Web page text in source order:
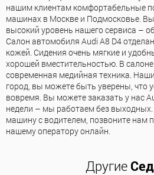
нашим клиентам комфортабельные
машинах в Москве и Подмосковье.
высокий уровень нашего сервиса –
Салон автомобиля Audi А8 D4
кожей. Сидения очень мягкие и
хорошей вместительностью. В
современная медийная техника.
город, вы можете быть уверены, что
вовремя. Вы можете заказать у нас
недели – мы работаем без
машину с водителем, позвоните нам
нашему оператору онлайн.
Другие